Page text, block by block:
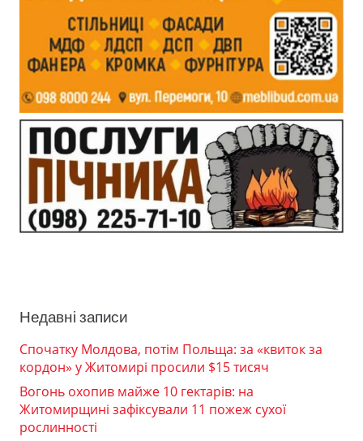
Недавні записи
Спочатку Молдова, потім Польща: за «квиток за
кордон» у Житомирі просили $15 тисяч
Вогонь охопив майже 10 гектарів: на
Житомирщині зафіксували 11 пожеж сухої
рослинності